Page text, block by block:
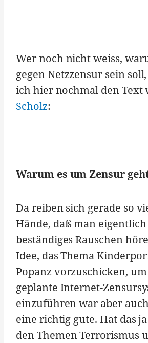
Wer noch nicht weiss,
gegen Netzzensur sein
ich hier nochmal den
Scholz:
Warum es um Zensur
Da reiben sich gerade so
Hände, daß man
beständiges Rauschen
Idee, das Thema
Popanz vorzuschicken,
geplante Internet-
einzuführen war aber
eine richtig gute. Hat das
den Themen Terrorismus